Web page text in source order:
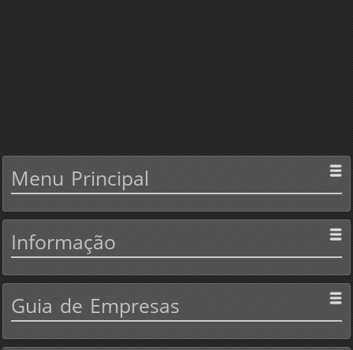
Menu Principal
Informação
Guia de Empresas